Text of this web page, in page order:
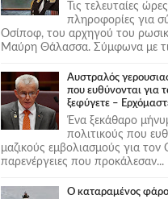
Τις τελευταίες
πληροφορίες για
Οσίποφ, του αρχηγού του
Μαύρη Θάλασσα. Σύμφωνα με
Αυστραλός
που ευθύνονται για
ξεφύγετε –
Ένα ξεκάθαρο
πολιτικούς που
μαζικούς εμβολιασμούς για τον
παρενέργειες που προκάλεσαν...
Ο καταραμένος